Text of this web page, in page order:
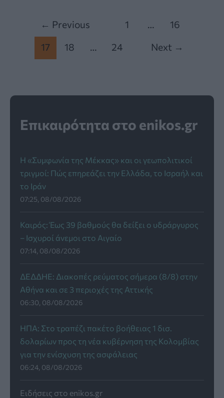
← Previous 1 …
16
17
18 24 Next →
Επικαιρότητα στο enikos.gr
Η «Συμφωνία της Μέκκας» και οι γεωπολιτικοί
τριγμοί: Πώς επηρεάζει την Ελλάδα, το Ισραήλ και
το Ιράν
07:25, 08/08/2026
Καιρός: Έως 39 βαθμούς θα δείξει ο υδράργυρος
– Ισχυροί άνεμοι στο Αιγαίο
07:14, 08/08/2026
ΔΕΔΔΗΕ: Διακοπές ρεύματος σήμερα (8/8) στην
Αθήνα και σε 3 περιοχές της Αττικής
06:30, 08/08/2026
ΗΠΑ: Στο τραπέζι πακέτο βοήθειας 1 δισ.
δολαρίων προς τη νέα κυβέρνηση της Κολομβίας
για την ενίσχυση της ασφάλειας
06:24, 08/08/2026
Ειδήσεις στο enikos.gr